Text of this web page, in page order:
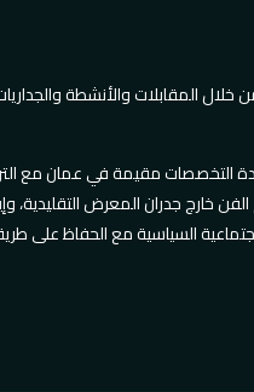
خلال المقابلات والأنشطة
التخصصات مقيمة في عمان مع
خارج جدران المعرض
السياسية مع الحفاظ